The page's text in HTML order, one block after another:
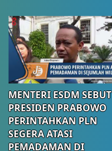
MENTERI ESDM SEBUT
PRESIDEN PRABOWO
PERINTAHKAN PLN
SEGERA ATASI
PEMADAMAN DI